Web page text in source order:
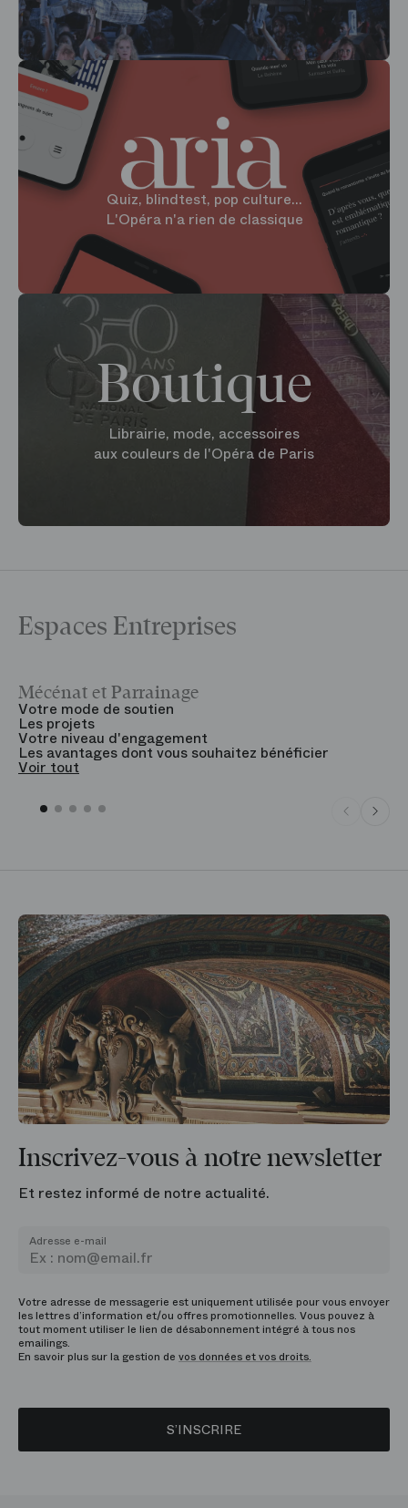
Quiz, blindtest, pop culture...
L'Opéra n'a rien de classique
Boutique
Librairie, mode, accessoires
aux couleurs de l'Opéra de Paris
Espaces Entreprises
Mécénat et Parrainage
Votre mode de soutien
Les projets
Votre niveau d'engagement
Les avantages dont vous souhaitez bénéficier
Voir tout
Inscrivez-vous à notre newsletter
Et restez informé de notre actualité.
Adresse e-mail
Votre adresse de messagerie est uniquement utilisée pour vous envoyer
les lettres d’information et/ou offres promotionnelles. Vous pouvez à
tout moment utiliser le lien de désabonnement intégré à tous nos
emailings.
En savoir plus sur la gestion de vos données et vos droits.
S’INSCRIRE